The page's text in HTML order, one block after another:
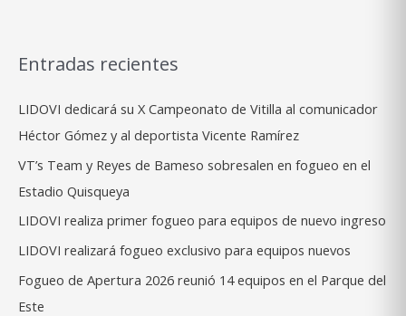
Entradas recientes
LIDOVI dedicará su X Campeonato de Vitilla al comunicador
Héctor Gómez y al deportista Vicente Ramírez
VT’s Team y Reyes de Bameso sobresalen en fogueo en el
Estadio Quisqueya
LIDOVI realiza primer fogueo para equipos de nuevo ingreso
LIDOVI realizará fogueo exclusivo para equipos nuevos
Fogueo de Apertura 2026 reunió 14 equipos en el Parque del
Este